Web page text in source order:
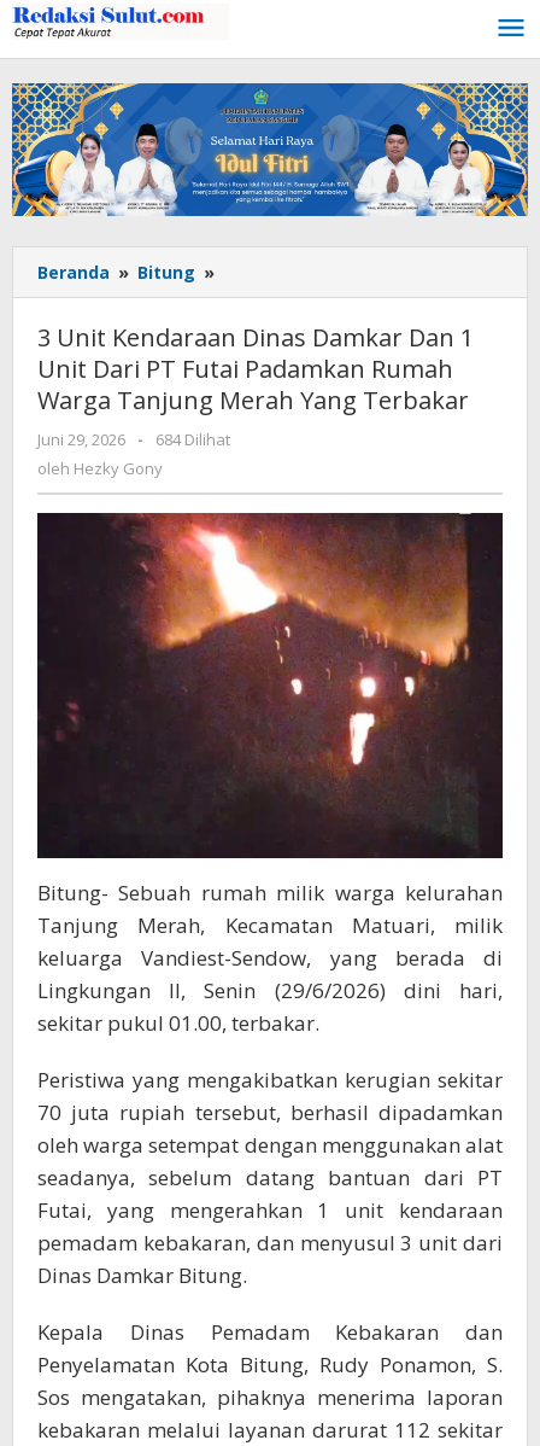
Lewati
ke
konten
Beranda » Bitung »
Unit
Dinas
Damkar
Dan
Unit
PT
Futai
Padamkan
Rumah
Warga
Tanjung
Merah
Yang
Terbakar
3 Unit Kendaraan Dinas Damkar Dan 1
Unit Dari PT Futai Padamkan Rumah
Warga Tanjung Merah Yang Terbakar
Juni 29, 2026
oleh
Hezky
Gony
-
684 Dilihat
oleh Hezky Gony
Bitung- Sebuah rumah milik warga kelurahan
Tanjung Merah, Kecamatan Matuari, milik
keluarga Vandiest-Sendow, yang berada di
Lingkungan II, Senin (29/6/2026) dini hari,
sekitar pukul 01.00, terbakar.
Peristiwa yang mengakibatkan kerugian sekitar
70 juta rupiah tersebut, berhasil dipadamkan
oleh warga setempat dengan menggunakan alat
seadanya, sebelum datang bantuan dari PT
Futai, yang mengerahkan 1 unit kendaraan
pemadam kebakaran, dan menyusul 3 unit dari
Dinas Damkar Bitung.
Kepala Dinas Pemadam Kebakaran dan
Penyelamatan Kota Bitung, Rudy Ponamon, S.
Sos mengatakan, pihaknya menerima laporan
kebakaran melalui layanan darurat 112 sekitar